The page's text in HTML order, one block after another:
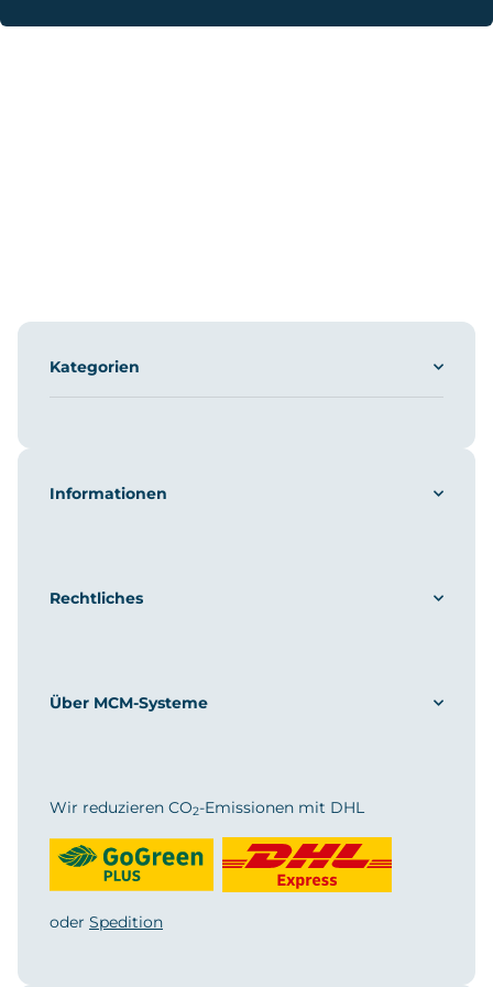
Kategorien
Informationen
Rechtliches
Über MCM-Systeme
Wir reduzieren CO2-Emissionen mit DHL
oder Spedition